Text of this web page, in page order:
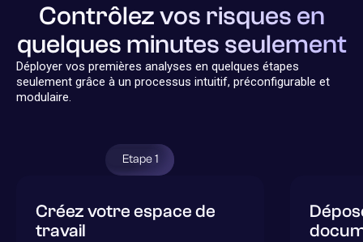
Contrôlez vos risques en
quelques minutes seulement
Déployer vos premières analyses en quelques étapes
seulement grâce à un processus intuitif, préconfigurable et
modulaire.
Etape 1
Créez votre espace de
travail